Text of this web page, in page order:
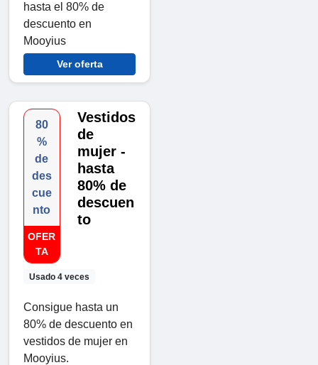
hasta el 80% de
descuento en
Mooyius
Ver oferta
80
%
de
des
cue
nto
OFER
TA
Usado 4 veces
Vestidos
de
mujer -
hasta
80% de
descuen
to
Consigue hasta un
80% de descuento en
vestidos de mujer en
Mooyius.